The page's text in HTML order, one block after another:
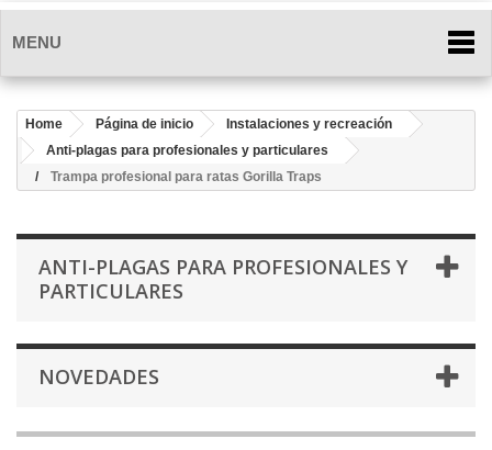
MENU
Home Página de inicio
Instalaciones y recreación
Anti-plagas para profesionales y particulares
Trampa profesional para ratas Gorilla Traps
ANTI-PLAGAS PARA PROFESIONALES Y
PARTICULARES
NOVEDADES